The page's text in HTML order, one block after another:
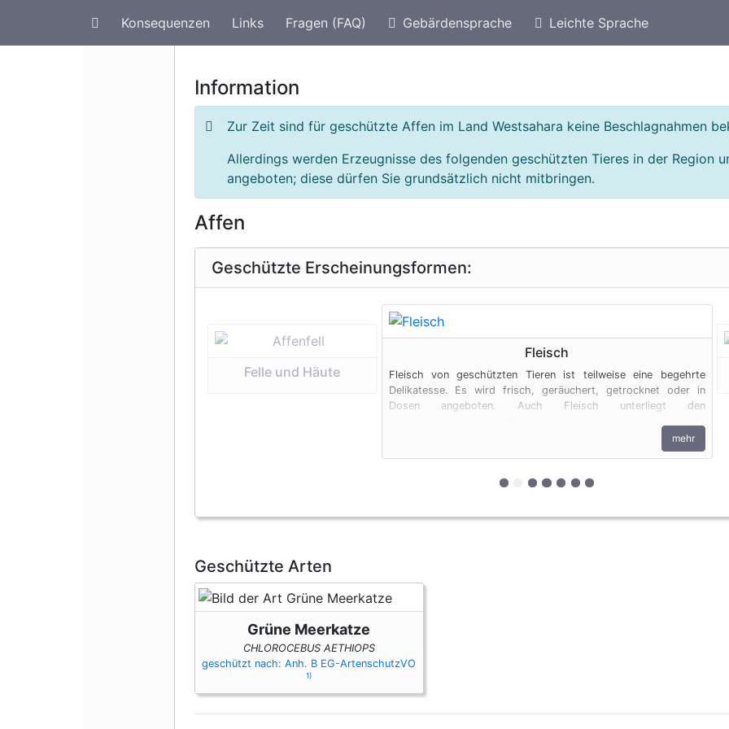
Konsequenzen Links Fragen (FAQ) Gebärdensprache Leichte Sprache
Information
Zur Zeit sind für geschützte Affen im Land Westsahara keine Beschlagnahmen
Allerdings werden Erzeugnisse des folgenden geschützten Tieres in der Region
angeboten; diese dürfen Sie grundsätzlich nicht mitbringen.
Affen
Geschützte Erscheinungsformen:
Vorherige geschützte Erscheinungsform
Felle und Häute
Fleisch
Fleisch von geschützten Tieren ist teilweise eine begehrte
Delikatesse. Es wird frisch, geräuchert, getrocknet oder in
Dosen angeboten. Auch Fleisch unterliegt den
mehr
zur 1. geschützten Erscheinungsform
zur 2. geschützten
zur 3. geschützten
zur 4. geschützten
zur 5. geschützten
zur 6. geschützten
zur 7. geschützten
Geschützte Arten
Grüne Meerkatze
CHLOROCEBUS AETHIOPS
geschützt nach: Anh. B EG-ArtenschutzVO
1)